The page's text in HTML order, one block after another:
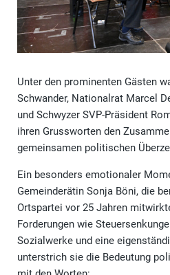
Unter den prominenten Gästen
Schwander, Nationalrat Marcel
und Schwyzer SVP-Präsident
ihren Grussworten den
gemeinsamen politischen
Ein besonders emotionaler
Gemeinderätin Sonja Böni, die
Ortspartei vor 25 Jahren
Forderungen wie
Sozialwerke und eine
unterstrich sie die Bedeutung